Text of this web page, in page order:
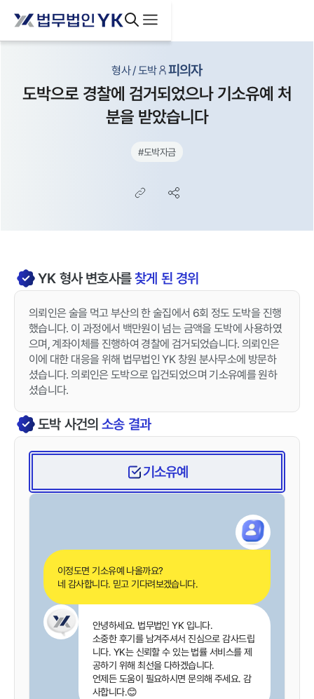
형사 / 도박 피의자
도박으로 경찰에 검거되었으나 기소유예 처
분을 받았습니다
#도박자금
YK형사변호사를찾게 된 경위
의뢰인은 술을 먹고 부산의 한 술집에서 6회 정도 도박을 진행
했습니다. 이 과정에서 백만원이 넘는 금액을 도박에 사용하였
으며, 계좌이체를 진행하여 경찰에 검거되었습니다. 의뢰인은
이에 대한 대응을 위해 법무법인 YK 창원 분사무소에 방문하
셨습니다. 의뢰인은 도박으로 입건되었으며 기소유예를 원하
셨습니다.
도박사건의소송 결과
기소유예
이정도면 기소유예 나올까요?
네 감사합니다. 믿고 기다려보겠습니다.
안녕하세요. 법무법인 YK 입니다.
소중한 후기를 남겨주셔서 진심으로 감사드립
니다. YK는 신뢰할 수 있는 법률 서비스를 제
공하기 위해 최선을 다하겠습니다.
언제든 도움이 필요하시면 문의해 주세요. 감
사합니다.😊